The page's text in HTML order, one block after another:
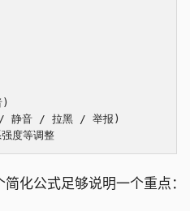
)
/ 静音 / 拉黑 / 举报)
+ 新鲜度、质量、多样性、关系强度等调整
化公式足够说明一个重点：